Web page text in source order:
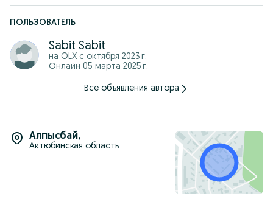
ПОЛЬЗОВАТЕЛЬ
Sabit Sabit
на OLX с октября 2023 г.
Онлайн 05 марта 2025 г.
Все объявления автора
Алпысбай,
Актюбинская область